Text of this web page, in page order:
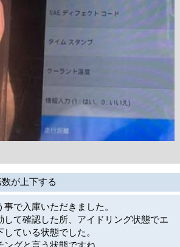
が上下する
で入庫いただきました。
して確認した所、アイドリング状態でエ
ている状態でした。
グと言う状態ですね。